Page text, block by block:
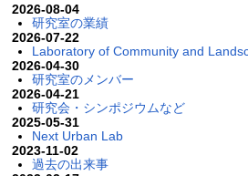
2026-08-04
研究室の業績
2026-07-22
Laboratory of Community and
2026-04-30
研究室のメンバー
2026-04-21
研究会・シンポジウムなど
2025-05-31
Next Urban Lab
2023-11-02
過去の出来事